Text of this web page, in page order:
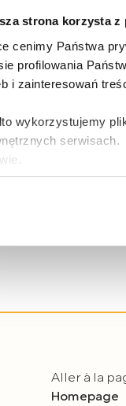
strona korzysta z
cenimy Państwa
profilowania
i zainteresowań
wykorzystujemy
serwisach.
informacji
typu Cookies,
Aller à la
Homepage